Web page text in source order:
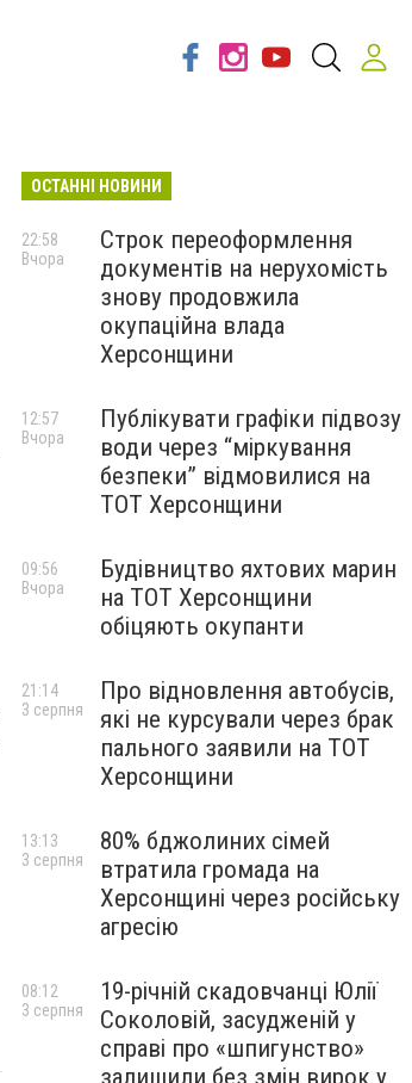
ОСТАННІ НОВИНИ
Строк переоформлення
документів на нерухомість
знову продовжила
окупаційна влада
Херсонщини
22:58
Вчора
Публікувати графіки підвозу
води через “міркування
безпеки” відмовилися на
ТОТ Херсонщини
12:57
Вчора
Будівництво яхтових марин
на ТОТ Херсонщини
обіцяють окупанти
09:56
Вчора
Про відновлення автобусів,
які не курсували через брак
пального заявили на ТОТ
Херсонщини
21:14
3 серпня
80% бджолиних сімей
втратила громада на
Херсонщині через російську
агресію
13:13
3 серпня
19-річній скадовчанці Юлії
Соколовій, засудженій у
справі про «шпигунство»
залишили без змін вирок у
08:12
3 серпня